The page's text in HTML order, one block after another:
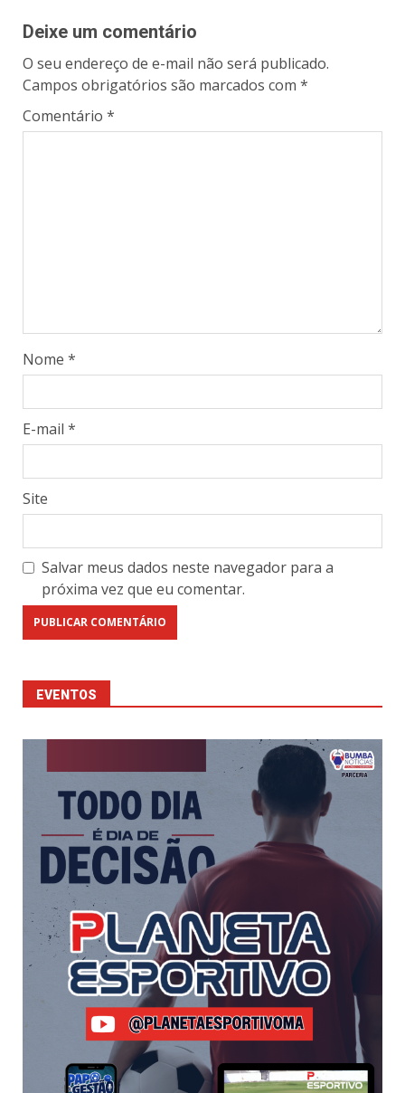
Deixe um comentário
O seu endereço de e-mail não será publicado.
Campos obrigatórios são marcados com *
Comentário *
Nome *
E-mail *
Site
Salvar meus dados neste navegador para a
próxima vez que eu comentar.
EVENTOS